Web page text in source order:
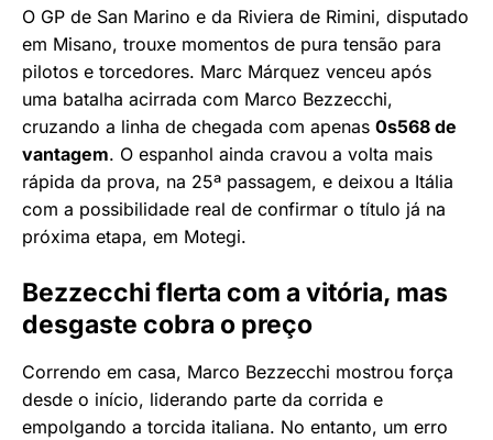
O GP de San Marino e da Riviera de Rimini, disputado
em Misano, trouxe momentos de pura tensão para
pilotos e torcedores. Marc Márquez venceu após
uma batalha acirrada com Marco Bezzecchi,
cruzando a linha de chegada com apenas 0s568 de
vantagem. O espanhol ainda cravou a volta mais
rápida da prova, na 25ª passagem, e deixou a Itália
com a possibilidade real de confirmar o título já na
próxima etapa, em Motegi.
Bezzecchi flerta com a vitória, mas
desgaste cobra o preço
Correndo em casa, Marco Bezzecchi mostrou força
desde o início, liderando parte da corrida e
empolgando a torcida italiana. No entanto, um erro